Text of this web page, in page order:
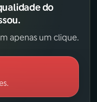
do
apenas um clique.